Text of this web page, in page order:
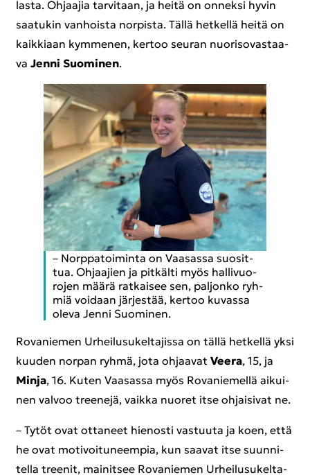
lasta. Oh­jaa­jia tar­vi­taan, ja heitä on on­nek­si hyvin
saa­tu­kin van­hois­ta nor­pis­ta. Tällä het­kel­lä heitä on
kaik­ki­aan kym­me­nen, ker­too seu­ran nuo­ri­so­vas­taa­
va Jenni Suo­mi­nen.
– Norp­pa­toi­min­ta on Vaa­sas­sa suo­sit­
tua. Oh­jaa­jien ja pit­käl­ti myös hal­li­vuo­
ro­jen määrä rat­kai­see sen, pal­jon­ko ryh­
miä voi­daan jär­jes­tää, ker­too ku­vas­sa
oleva Jenni Suo­mi­nen.
Ro­va­nie­men Ur­hei­lusu­kel­ta­jis­sa on tällä het­kel­lä yksi
kuu­den nor­pan ryhmä, jota oh­jaa­vat Veera, 15, ja
Minja, 16. Kuten Vaa­sas­sa myös Ro­va­nie­mel­lä ai­kui­
nen val­voo tree­ne­jä, vaik­ka nuo­ret itse oh­jai­si­vat ne.
– Tytöt ovat ot­ta­neet hie­nos­ti vas­tuu­ta ja koen, että
he ovat mo­ti­voi­tu­neem­pia, kun saa­vat itse suun­ni­
tel­la tree­nit, mai­nit­see Ro­va­nie­men Ur­hei­lusu­kel­ta­